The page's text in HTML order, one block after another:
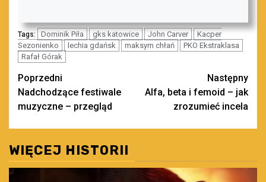
Tags: Dominik Piła gks katowice John Carver
Kacper
Sezonienko
lechia gdańsk maksym chłań
PKO Ekstraklasa
Rafał Górak
Zobacz
wpisy
Poprzedni
Nadchodzące festiwale
muzyczne – przegląd
Następny
Alfa, beta i femoid – jak
zrozumieć incela
WIĘCEJ HISTORII